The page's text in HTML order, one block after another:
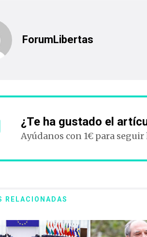
ForumLibertas
¿Te ha gustado el
Ayúdanos con 1€ para
RELACIONADAS